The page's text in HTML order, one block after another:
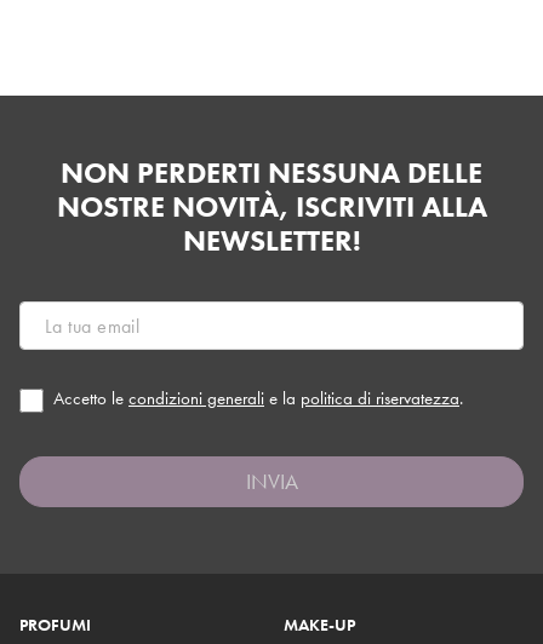
NON PERDERTI NESSUNA DELLE
NOSTRE NOVITÀ, ISCRIVITI ALLA
NEWSLETTER!
Accetto le condizioni generali e la politica di riservatezza.
INVIA
PROFUMI MAKE-UP